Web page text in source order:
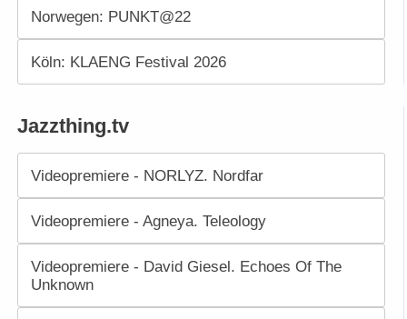
Norwegen: PUNKT@22
Köln: KLAENG Festival 2026
Jazzthing.tv
Videopremiere - NORLYZ. Nordfar
Videopremiere - Agneya. Teleology
Videopremiere - David Giesel. Echoes Of The
Unknown